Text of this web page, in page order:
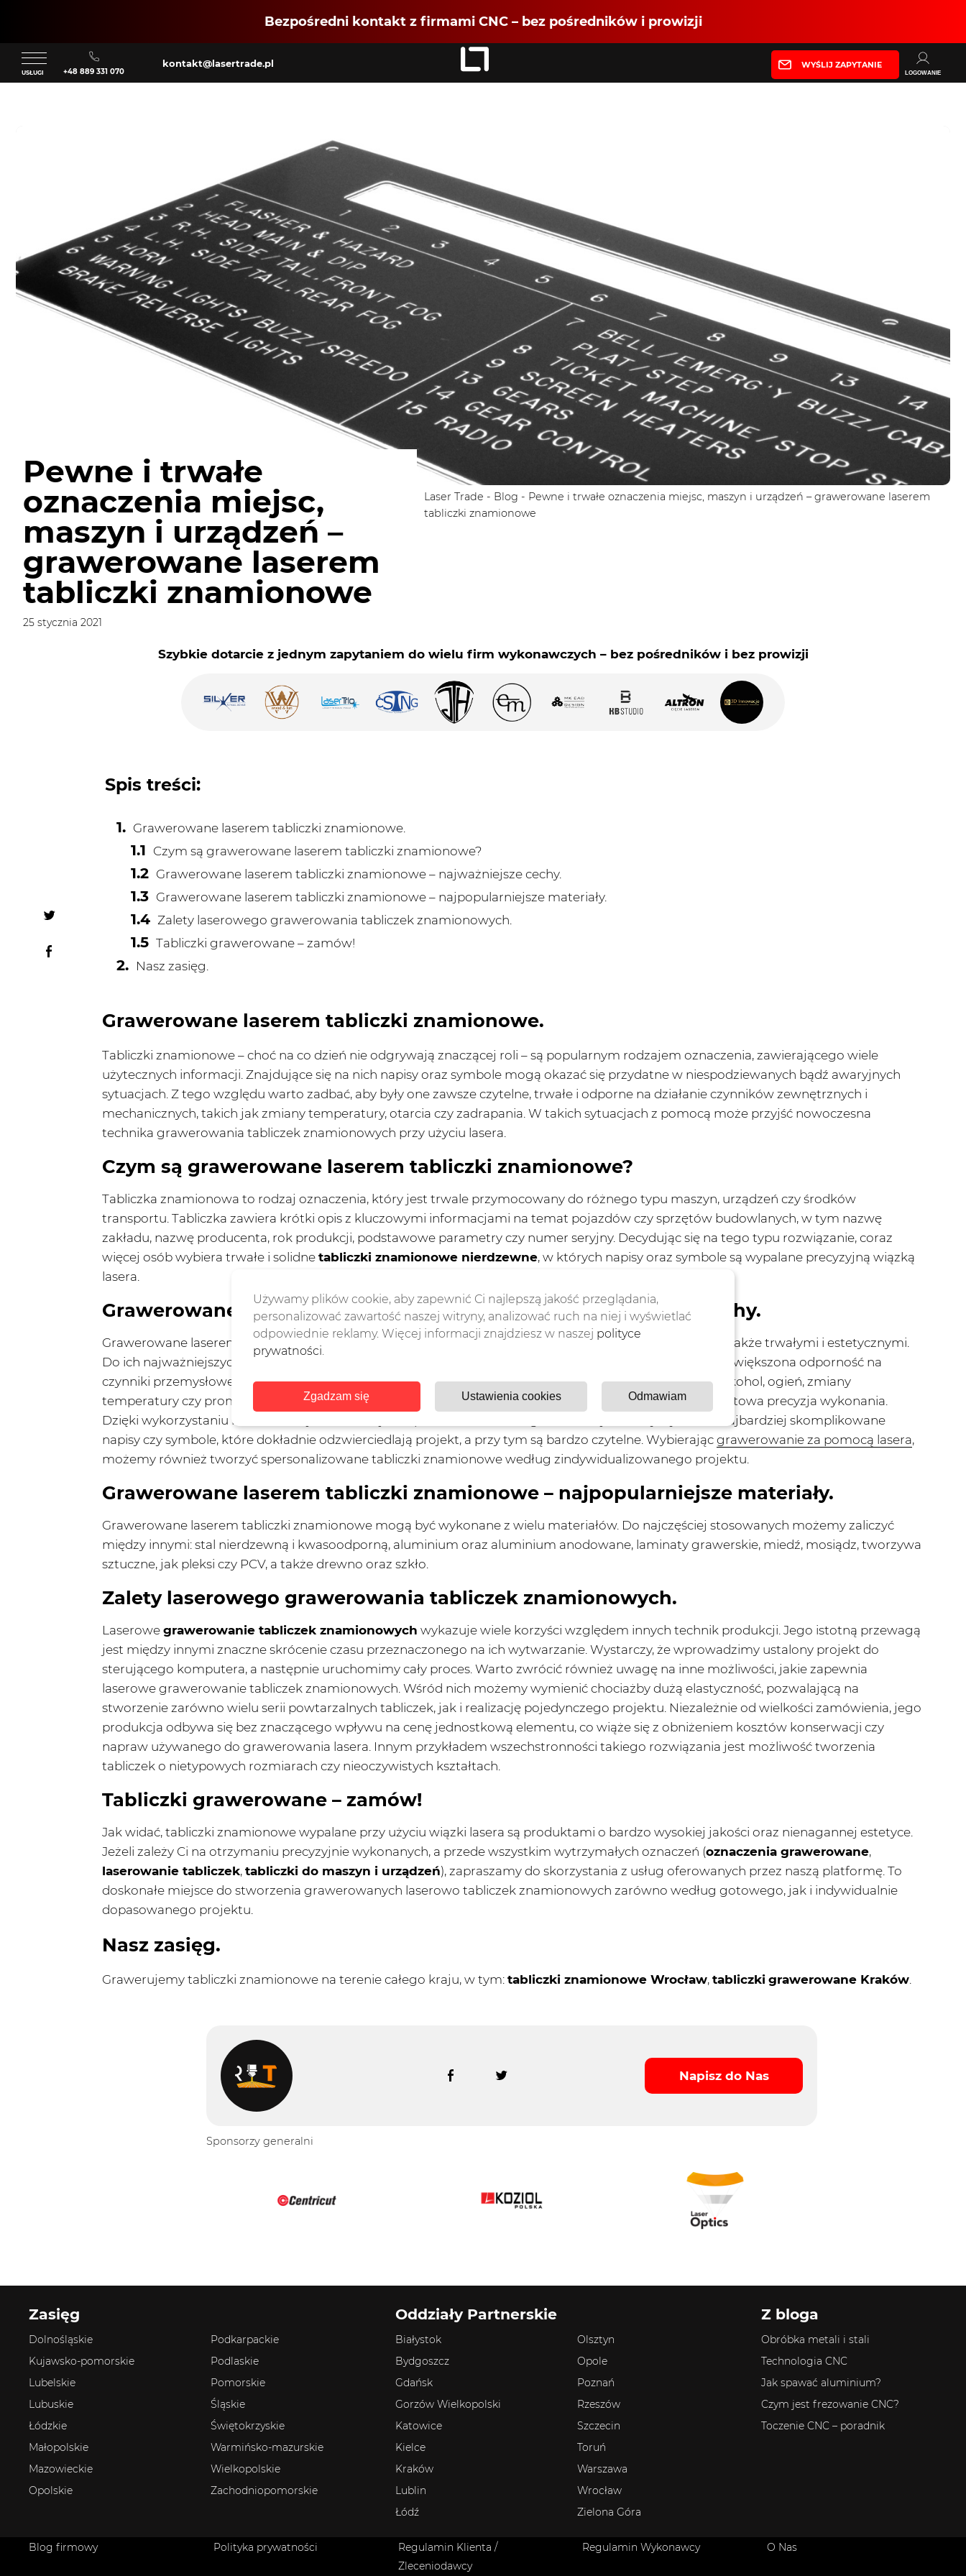
Bezpośredni kontakt z firmami CNC – bez pośredników i prowizji
Zaloguj się
Zaloguj się
Dołącz jako Partner CNC
Rejestracja
USŁUGI +48 889 331 070
kontakt@lasertrade.pl WYŚLIJ ZAPYTANIE
LOGOWANIE
Pewne i trwałe
oznaczenia miejsc,
maszyn i urządzeń –
grawerowane laserem
tabliczki znamionowe
25 stycznia 2021
Laser Trade - Blog - Pewne i trwałe oznaczenia miejsc, maszyn i urządzeń – grawerowane laserem
tabliczki znamionowe
Spis treści:
Grawerowane laserem tabliczki znamionowe.
Czym są grawerowane laserem tabliczki znamionowe?
Grawerowane laserem tabliczki znamionowe – najważniejsze cechy.
Grawerowane laserem tabliczki znamionowe – najpopularniejsze materiały.
Zalety laserowego grawerowania tabliczek znamionowych.
Tabliczki grawerowane – zamów!
Nasz zasięg.
Grawerowane laserem tabliczki znamionowe.
Tabliczki znamionowe – choć na co dzień nie odgrywają znaczącej roli – są popularnym rodzajem oznaczenia, zawierającego wiele
użytecznych informacji. Znajdujące się na nich napisy oraz symbole mogą okazać się przydatne w niespodziewanych bądź awaryjnych
sytuacjach. Z tego względu warto zadbać, aby były one zawsze czytelne, trwałe i odporne na działanie czynników zewnętrznych i
mechanicznych, takich jak zmiany temperatury, otarcia czy zadrapania. W takich sytuacjach z pomocą może przyjść nowoczesna
technika grawerowania tabliczek znamionowych przy użyciu lasera.
Czym są grawerowane laserem tabliczki znamionowe?
Tabliczka znamionowa to rodzaj oznaczenia, który jest trwale przymocowany do różnego typu maszyn, urządzeń czy środków
transportu. Tabliczka zawiera krótki opis z kluczowymi informacjami na temat pojazdów czy sprzętów budowlanych, w tym nazwę
zakładu, nazwę producenta, rok produkcji, podstawowe parametry czy numer seryjny. Decydując się na tego typu rozwiązanie, coraz
więcej osób wybiera trwałe i solidne tabliczki znamionowe nierdzewne, w których napisy oraz symbole są wypalane precyzyjną wiązką
lasera.
Grawerowane laserem tabliczki znamionowe – najważniejsze cechy.
Grawerowane laserem tabliczki znamionowe do urządzeńsą produktami nie tylko funkcjonalnymi, ale także trwałymi i estetycznymi.
Do ich najważniejszych cech zaliczamy dużą wytrzymałość oraz wydłużoną żywotność, na którą wpływa zwiększona odporność na
czynniki przemysłowe, atmosferyczne i chemiczne, takie jak: ścieranie, zamazywanie, środki chemiczne, alkohol, ogień, zmiany
temperatury czy promieniowanie UV. Niewątpliwą zaletą takiego rozwiązania jest także niemal stuprocentowa precyzja wykonania.
Dzięki wykorzystaniu nowoczesnej, sterowanej komputerowo technologii laserowej, stworzymy nawet najbardziej skomplikowane
napisy czy symbole, które dokładnie odzwierciedlają projekt, a przy tym są bardzo czytelne. Wybierając grawerowanie za pomocą lasera,
możemy również tworzyć spersonalizowane tabliczki znamionowe według zindywidualizowanego projektu.
Grawerowane laserem tabliczki znamionowe – najpopularniejsze materiały.
Grawerowane laserem tabliczki znamionowe mogą być wykonane z wielu materiałów. Do najczęściej stosowanych możemy zaliczyć
między innymi: stal nierdzewną i kwasoodporną, aluminium oraz aluminium anodowane, laminaty grawerskie, miedź, mosiądz, tworzywa
sztuczne, jak pleksi czy PCV, a także drewno oraz szkło.
Zalety laserowego grawerowania tabliczek znamionowych.
Laserowe grawerowanie tabliczek znamionowych wykazuje wiele korzyści względem innych technik produkcji. Jego istotną przewagą
jest między innymi znaczne skrócenie czasu przeznaczonego na ich wytwarzanie. Wystarczy, że wprowadzimy ustalony projekt do
sterującego komputera, a następnie uruchomimy cały proces. Warto zwrócić również uwagę na inne możliwości, jakie zapewnia
laserowe grawerowanie tabliczek znamionowych. Wśród nich możemy wymienić chociażby dużą elastyczność, pozwalającą na
stworzenie zarówno wielu serii powtarzalnych tabliczek, jak i realizację pojedynczego projektu. Niezależnie od wielkości zamówienia, jego
produkcja odbywa się bez znaczącego wpływu na cenę jednostkową elementu, co wiąże się z obniżeniem kosztów konserwacji czy
napraw używanego do grawerowania lasera. Innym przykładem wszechstronności takiego rozwiązania jest możliwość tworzenia
tabliczek o nietypowych rozmiarach czy nieoczywistych kształtach.
Tabliczki grawerowane – zamów!
Jak widać, tabliczki znamionowe wypalane przy użyciu wiązki lasera są produktami o bardzo wysokiej jakości oraz nienagannej estetyce.
Jeżeli zależy Ci na otrzymaniu precyzyjnie wykonanych, a przede wszystkim wytrzymałych oznaczeń (oznaczenia grawerowane,
laserowanie tabliczek, tabliczki do maszyn i urządzeń), zapraszamy do skorzystania z usług oferowanych przez naszą platformę. To
doskonałe miejsce do stworzenia grawerowanych laserowo tabliczek znamionowych zarówno według gotowego, jak i indywidualnie
dopasowanego projektu.
Nasz zasięg.
Grawerujemy tabliczki znamionowe na terenie całego kraju, w tym: tabliczki znamionowe Wrocław, tabliczki grawerowane Kraków
Napisz do Nas
Sponsorzy generalni
Zasięg
Dolnośląskie
Kujawsko-pomorskie
Lubelskie
Lubuskie
Łódzkie
Małopolskie
Mazowieckie
Opolskie
Podkarpackie
Podlaskie
Pomorskie
Śląskie
Świętokrzyskie
Warmińsko-mazurskie
Wielkopolskie
Zachodniopomorskie
Oddziały Partnerskie
Białystok
Bydgoszcz
Gdańsk
Gorzów Wielkopolski
Katowice
Kielce
Kraków
Lublin
Łódź
Olsztyn
Opole
Poznań
Rzeszów
Szczecin
Toruń
Warszawa
Wrocław
Zielona Góra
Z bloga
Obróbka metali i stali
Technologia CNC
Jak spawać aluminium?
Czym jest frezowanie CNC?
Toczenie CNC – poradnik
Blog firmowy Polityka prywatności
Regulamin Klienta /
Zleceniodawcy
Regulamin Wykonawcy O Nas
Używamy plików cookie, aby zapewnić Ci najlepszą jakość przeglądania,
personalizować zawartość naszej witryny, analizować ruch na niej i wyświetlać
odpowiednie reklamy. Więcej informacji znajdziesz w naszej polityce
prywatności.
Zgadzam się Ustawienia cookies Odmawiam